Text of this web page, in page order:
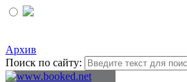
Архив
Поиск по сайту: